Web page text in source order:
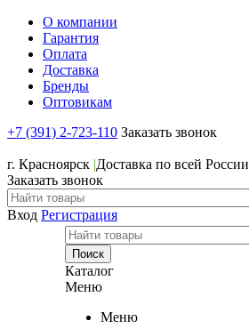
О компании
Гарантия
Оплата
Доставка
Бренды
Оптовикам
+7 (391) 2-723-110 Заказать звонок
г. Красноярск |Доставка по всей России
Заказать звонок
Вход Регистрация
Каталог
Меню
Меню